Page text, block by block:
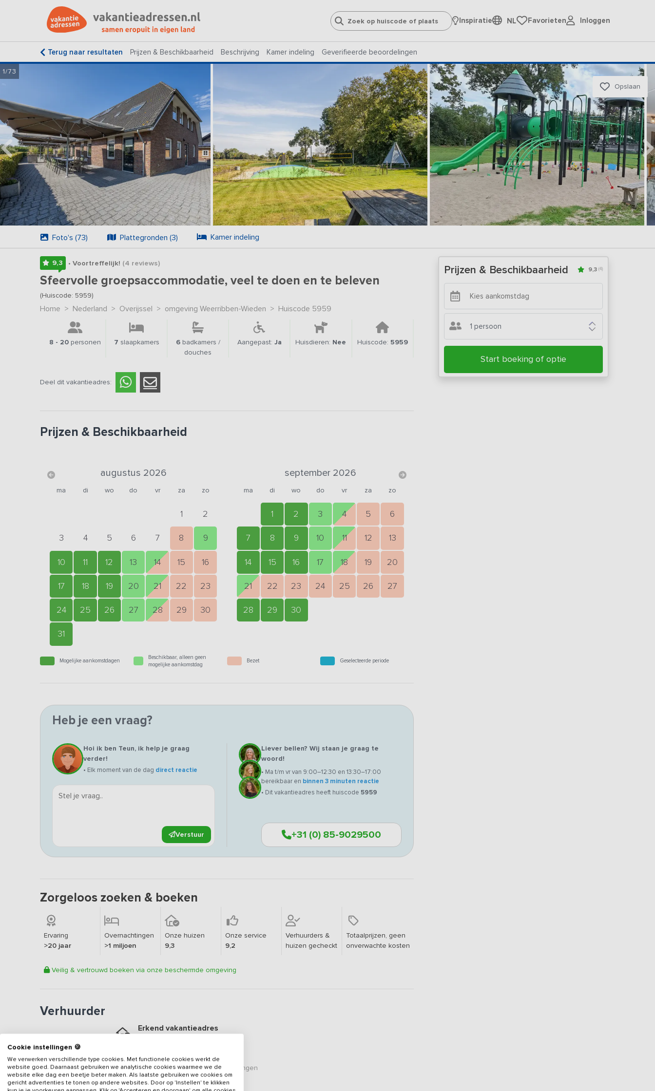
Inspiratie NL Favorieten Inloggen
Terug naar resultaten Prijzen & Beschikbaarheid Beschrijving Kamer indeling Geverifieerde beoordelingen
1/73
Opslaan
Foto's (73) Plattegronden (3) Kamer indeling
9,3 • Voortreffelijk! (4 reviews)
Sfeervolle groepsaccommodatie, veel te doen en te beleven
(Huiscode: 5959)
Home > Nederland > Overijssel > omgeving Weerribben-Wieden > Huiscode 5959
8 - 20 personen 7 slaapkamers 6badkamers /
douches
Aangepast: Ja Huisdieren: Nee Huiscode: 5959
Deel dit vakantieadres:
Prijzen & Beschikbaarheid
augustus 2026
ma di wo do vr za zo
1 2
3 4 5 6 7 8 9
10 11 12 13 14 15 16
17 18 19 20 21 22 23
24 25 26 27 28 29 30
31
september 2026
ma di wo do vr za zo
1 2 3 4 5 6
7 8 9 10 11 12 13
14 15 16 17 18 19 20
21 22 23 24 25 26 27
28 29 30
Mogelijke aankomstdagen
Beschikbaar, alleen geen
mogelijke aankomstdag
Bezet Geselecteerde periode
Heb je een vraag?
Hoi ik ben Teun, ik help je graag
verder!
• Elk moment van de dag direct reactie
Verstuur
Liever bellen? Wij staan je graag te
woord!
• Ma t/m vr van 9:00–12:30 en 13:30–17:00
bereikbaar en binnen 3 minuten reactie
• Dit vakantieadres heeft huiscode 5959
+31 (0) 85-9029500
Zorgeloos zoeken & boeken
Ervaring
>20 jaar
Overnachtingen
>1 miljoen
Onze huizen
9,3
Onze service
9,2
Verhuurders &
huizen gecheckt
Totaalprijzen, geen
onverwachte kosten
Veilig & vertrouwd boeken via onze beschermde omgeving
Verhuurder
Erkend vakantieadres
Geweldige locatie
Een9.3op basis van4beoordelingen
Veilig & vertrouwd
Prijzen & Beschikbaarheid 9,3 (4)
1 persoon
Start boeking of optie
Cookie instellingen 🍪
We verwerken verschillende type cookies. Met functionele cookies werkt de
website goed. Daarnaast gebruiken we analytische cookies waarmee we de
website elke dag een beetje beter maken. Als laatste gebruiken we cookies om
gericht advertenties te tonen op andere websites. Door op 'Instellen' te klikken